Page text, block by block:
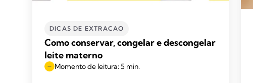
DICAS DE EXTRACAO
Como conservar, congelar e descongelar
leite materno
Momento de leitura: 5 min.